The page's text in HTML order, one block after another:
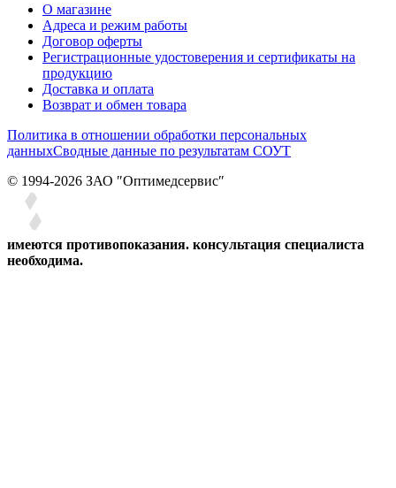
О магазине
Адреса и режим работы
Договор оферты
Регистрационные удостоверения и сертификаты на
продукцию
Доставка и оплата
Возврат и обмен товара
Политика в отношении обработки персональных
данныхСводные данные по результатам СОУТ
© 1994-2026 ЗАО ″Оптимедсервис″
имеются противопоказания. консультация специалиста
необходима.